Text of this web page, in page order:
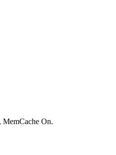
MemCache On.